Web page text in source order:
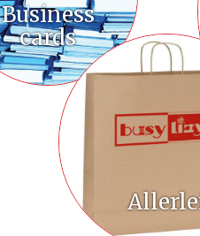
Business
cards